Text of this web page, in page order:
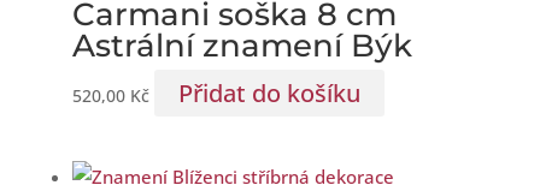
Carmani soška 8 cm
Astrální znamení Býk
520,00 Kč Přidat do košíku